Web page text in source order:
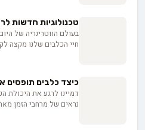
שינויים בתזונה, שיטות
ליהנות מחברת הכלב
טכנולוגיות חדשות
בעולם הווטרינריה של
חיי הכלבים שלנו מקצה
איכות. בואו נצלול אל
שכבר נמצא כאן.
כיצד כלבים תופסים
דמיינו לרגע את היכולת
נראים של מרחבי הזמן